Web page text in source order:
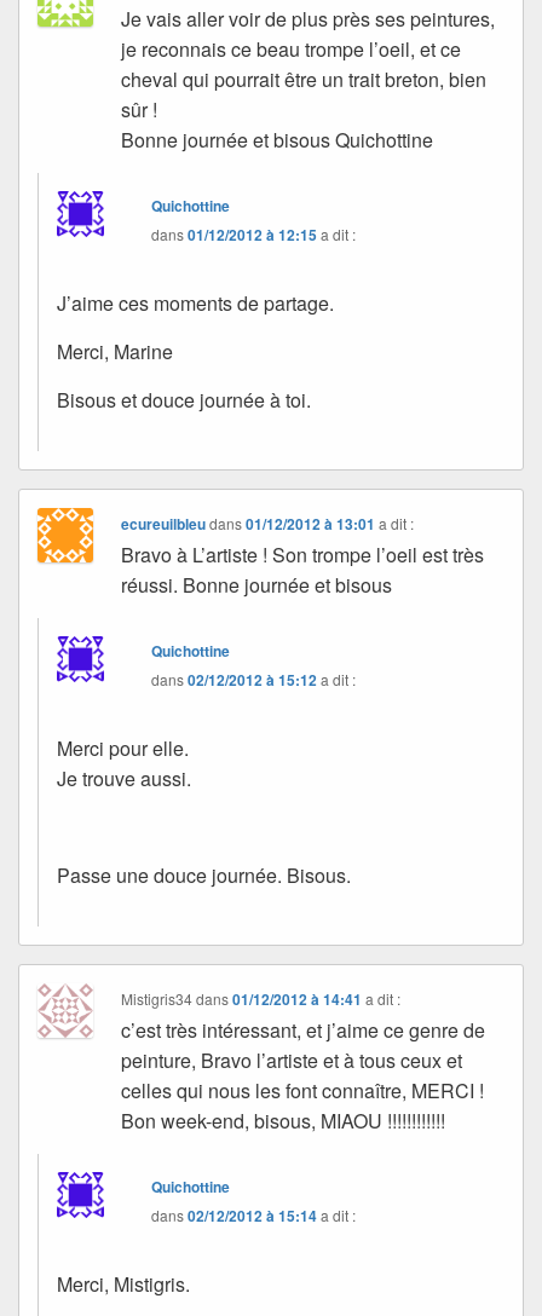
Je vais aller voir de plus près ses peintures,
je reconnais ce beau trompe l’oeil, et ce
cheval qui pourrait être un trait breton, bien
sûr !
Bonne journée et bisous Quichottine
Quichottine
dans01/12/2012 à 12:15a dit :
J’aime ces moments de partage.
Merci, Marine
Bisous et douce journée à toi.
ecureuilbleudans01/12/2012 à 13:01 a dit :
Bravo à L’artiste ! Son trompe l’oeil est très
réussi. Bonne journée et bisous
Quichottine
dans02/12/2012 à 15:12a dit :
Merci pour elle.
Je trouve aussi.
Passe une douce journée. Bisous.
Mistigris34dans01/12/2012 à 14:41 a dit :
c’est très intéressant, et j’aime ce genre de
peinture, Bravo l’artiste et à tous ceux et
celles qui nous les font connaître, MERCI !
Bon week-end, bisous, MIAOU !!!!!!!!!!!!
Quichottine
dans02/12/2012 à 15:14a dit :
Merci, Mistigris.